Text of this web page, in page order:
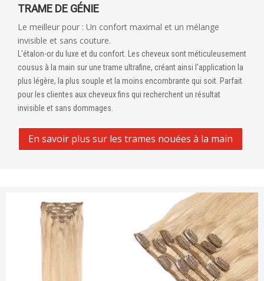
TRAME DE GÉNIE
Le meilleur pour : Un confort maximal et un mélange
invisible et sans couture.
L'étalon-or du luxe et du confort. Les cheveux sont méticuleusement
cousus à la main sur une trame ultrafine, créant ainsi l'application la
plus légère, la plus souple et la moins encombrante qui soit. Parfait
pour les clientes aux cheveux fins qui recherchent un résultat
invisible et sans dommages.
En savoir plus sur les trames nouées à la main